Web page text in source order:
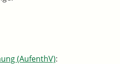
(AufenthV):